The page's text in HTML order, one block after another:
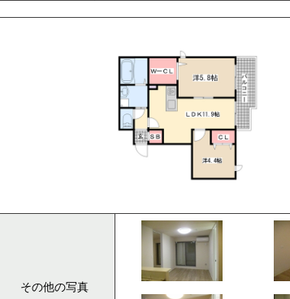
その他の写真